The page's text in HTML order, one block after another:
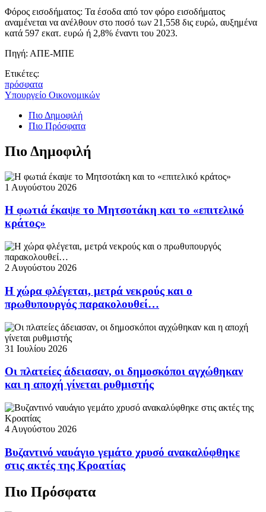
Φόρος εισοδήματος: Τα έσοδα από τον φόρο εισοδήματος
αναμένεται να ανέλθουν στο ποσό των 21,558 δις ευρώ, αυξημένα
κατά 597 εκατ. ευρώ ή 2,8% έναντι του 2023.
Πηγή: ΑΠΕ-ΜΠΕ
Ετικέτες:
πρόσφατα
Υπουργείο Οικονομικών
Πιο Δημοφιλή
Πιο Πρόσφατα
Πιο Δημοφιλή
1 Αυγούστου 2026
Η φωτιά έκαψε το Μητσοτάκη και το «επιτελικό
κράτος»
2 Αυγούστου 2026
Η χώρα φλέγεται, μετρά νεκρούς και ο
πρωθυπουργός παρακολουθεί…
31 Ιουλίου 2026
Οι πλατείες άδειασαν, οι δημοσκόποι αγχώθηκαν
και η αποχή γίνεται ρυθμιστής
4 Αυγούστου 2026
Βυζαντινό ναυάγιο γεμάτο χρυσό ανακαλύφθηκε
στις ακτές της Κροατίας
Πιο Πρόσφατα